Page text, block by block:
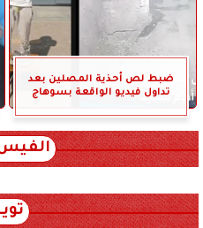
ضبط لص أحذية المصلين بعد
تداول فيديو الواقعة بسوهاج